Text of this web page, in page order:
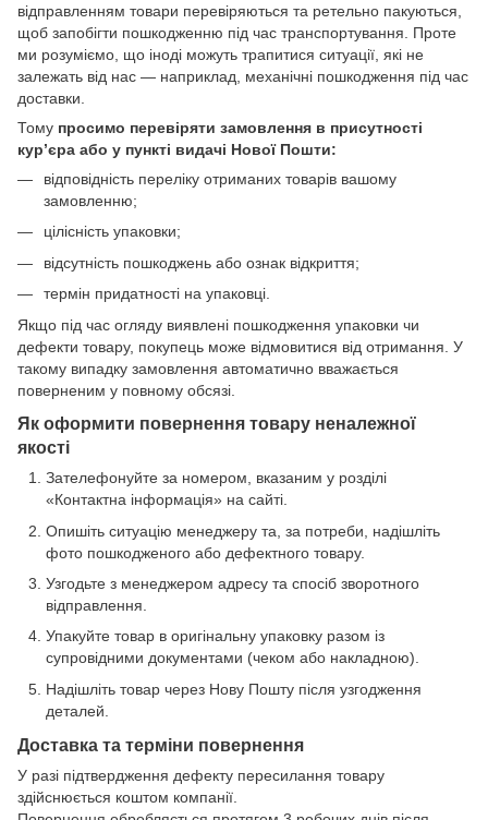
відправленням товари перевіряються та ретельно пакуються,
щоб запобігти пошкодженню під час транспортування. Проте
ми розуміємо, що іноді можуть трапитися ситуації, які не
залежать від нас — наприклад, механічні пошкодження під час
доставки.
Тому просимо перевіряти замовлення в присутності
кур’єра або у пункті видачі Нової Пошти:
відповідність переліку отриманих товарів вашому
замовленню;
цілісність упаковки;
відсутність пошкоджень або ознак відкриття;
термін придатності на упаковці.
Якщо під час огляду виявлені пошкодження упаковки чи
дефекти товару, покупець може відмовитися від отримання. У
такому випадку замовлення автоматично вважається
поверненим у повному обсязі.
Як оформити повернення товару неналежної
якості
Зателефонуйте за номером, вказаним у розділі
«Контактна інформація» на сайті.
Опишіть ситуацію менеджеру та, за потреби, надішліть
фото пошкодженого або дефектного товару.
Узгодьте з менеджером адресу та спосіб зворотного
відправлення.
Упакуйте товар в оригінальну упаковку разом із
супровідними документами (чеком або накладною).
Надішліть товар через Нову Пошту після узгодження
деталей.
Доставка та терміни повернення
У разі підтвердження дефекту пересилання товару
здійснюється коштом компанії.